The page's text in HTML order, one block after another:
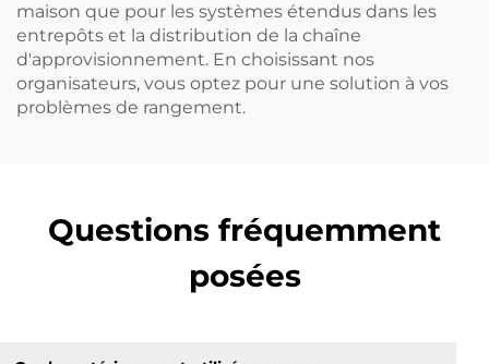
maison que pour les systèmes étendus dans les
entrepôts et la distribution de la chaîne
d'approvisionnement. En choisissant nos
organisateurs, vous optez pour une solution à vos
problèmes de rangement.
Questions fréquemment
posées